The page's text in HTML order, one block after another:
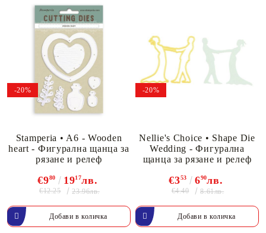
-20%
Stamperia • A6 - Wooden
heart - Фигурална щанца за
рязане и релеф
€980 1917лв.
€12.25 23.96лв.
-20%
Nellie's Choice • Shape Die
Wedding - Фигурална
щанца за рязане и релеф
€353 690лв.
€4.40 8.61лв.